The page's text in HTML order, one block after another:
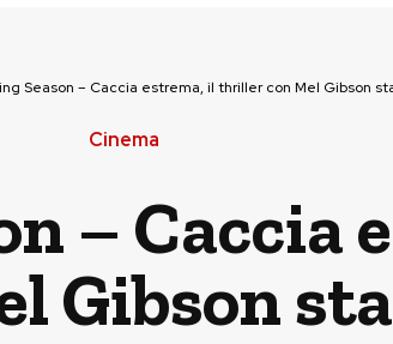
Season – Caccia estrema, il thriller con Mel Gibson
Cinema
– Caccia
Gibson